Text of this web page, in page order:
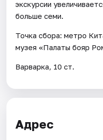
экскурсии
больше семи.
Точка сбора: метро
музея «Палаты бояр
Варварка, 10 ст.
Адрес